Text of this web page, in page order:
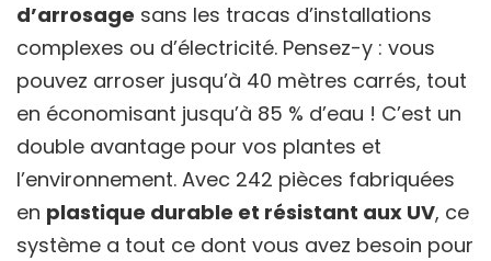
d’arrosage sans les tracas d’installations
complexes ou d’électricité. Pensez-y : vous
pouvez arroser jusqu’à 40 mètres carrés, tout
en économisant jusqu’à 85 % d’eau ! C’est un
double avantage pour vos plantes et
l’environnement. Avec 242 pièces fabriquées
en plastique durable et résistant aux UV, ce
système a tout ce dont vous avez besoin pour